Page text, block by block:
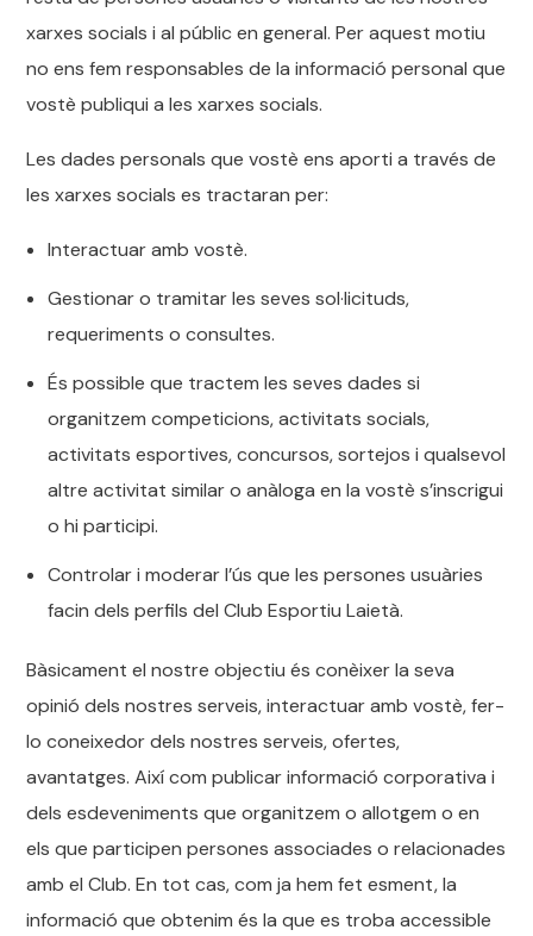
xarxes socials i al públic en general. Per aquest motiu
no ens fem responsables de la informació personal que
vostè publiqui a les xarxes socials.
Les dades personals que vostè ens aporti a través de
les xarxes socials es tractaran per:
Interactuar amb vostè.
Gestionar o tramitar les seves sol·licituds,
requeriments o consultes.
És possible que tractem les seves dades si
organitzem competicions, activitats socials,
activitats esportives, concursos, sortejos i qualsevol
altre activitat similar o anàloga en la vostè s’inscrigui
o hi participi.
Controlar i moderar l’ús que les persones usuàries
facin dels perfils del Club Esportiu Laietà.
Bàsicament el nostre objectiu és conèixer la seva
opinió dels nostres serveis, interactuar amb vostè, fer-
lo coneixedor dels nostres serveis, ofertes,
avantatges. Així com publicar informació corporativa i
dels esdeveniments que organitzem o allotgem o en
els que participen persones associades o relacionades
amb el Club. En tot cas, com ja hem fet esment, la
informació que obtenim és la que es troba accessible